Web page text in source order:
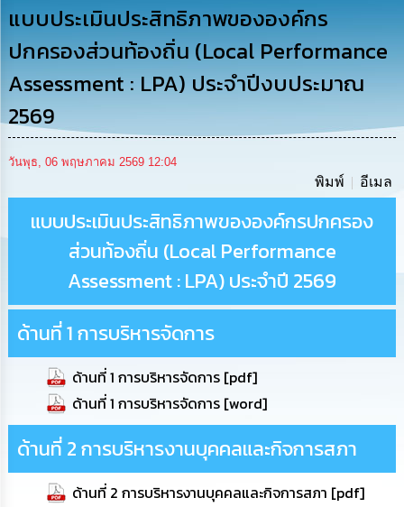
ดำเนิน
งาน
การ
ให้
บริการ
แผนการ
ใช้
งบ
ประมาณ
การ
บริหาร
และ
ทรัพยากร
บุคคล
การ
จัด
ซื้อ
จัด
จ้าง
แบบประเมินประสิทธิภาพขององค์กร
ปกครองส่วนท้องถิ่น (Local Performance
Assessment : LPA) ประจำปีงบประมาณ
2569
วันพุธ, 06 พฤษภาคม 2569 12:04
พิมพ์ อีเมล
แบบประเมินประสิทธิภาพขององค์กรปกครอง
ส่วนท้องถิ่น (Local Performance
Assessment : LPA) ประจำปี 2569
ด้านที่ 1 การบริหารจัดการ
ด้านที่ 1 การบริหารจัดการ [pdf]
ด้านที่ 1 การบริหารจัดการ [word]
ด้านที่ 2 การบริหารงานบุคคลและกิจการสภา
ด้านที่ 2 การบริหารงานบุคคลและกิจการสภา [pdf]